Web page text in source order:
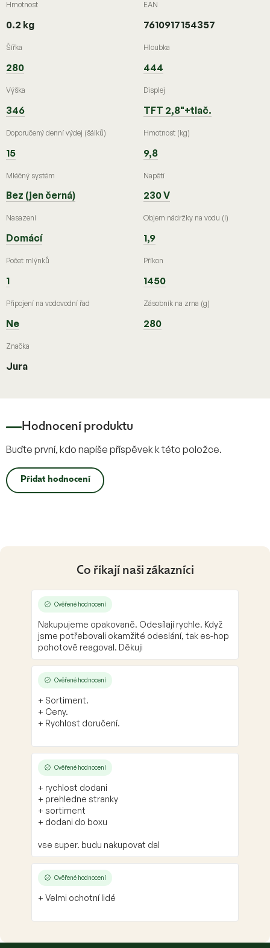
Hmotnost
0.2 kg
EAN
7610917154357
Šířka
280
Hloubka
444
Výška
346
Displej
TFT 2,8"+tlač.
Doporučený denní výdej (šálků)
15
Hmotnost (kg)
9,8
Mléčný systém
Bez (jen černá)
Napětí
230 V
Nasazení
Domácí
Objem nádržky na vodu (l)
1,9
Počet mlýnků
1
Příkon
1450
Připojení na vodovodní řad
Ne
Zásobník na zrna (g)
280
Značka
Jura
Hodnocení produktu
Buďte první, kdo napíše příspěvek k této položce.
Přidat hodnocení
Co říkají naši zákazníci
Ověřené hodnocení
Nakupujeme opakovaně. Odesílají rychle. Když
jsme potřebovali okamžité odeslání, tak es-hop
pohotově reagoval. Děkuji
Ověřené hodnocení
+ Sortiment.
+ Ceny.
+ Rychlost doručení.
Ověřené hodnocení
+ rychlost dodani
+ prehledne stranky
+ sortiment
+ dodani do boxu
vse super. budu nakupovat dal
Ověřené hodnocení
+ Velmi ochotní lidé